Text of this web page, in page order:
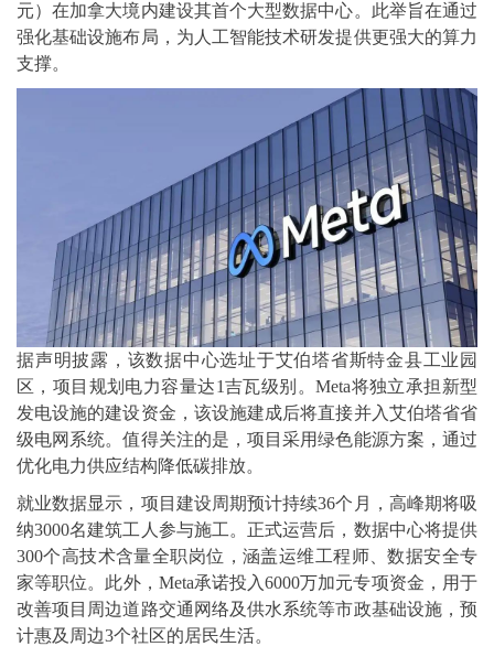
元）在加拿大境内建设其首个大型数据中心。此举旨在通过
强化基础设施布局，为人工智能技术研发提供更强大的算力
支撑。
据声明披露，该数据中心选址于艾伯塔省斯特金县工业园
区，项目规划电力容量达1吉瓦级别。Meta将独立承担新型
发电设施的建设资金，该设施建成后将直接并入艾伯塔省省
级电网系统。值得关注的是，项目采用绿色能源方案，通过
优化电力供应结构降低碳排放。
就业数据显示，项目建设周期预计持续36个月，高峰期将吸
纳3000名建筑工人参与施工。正式运营后，数据中心将提供
300个高技术含量全职岗位，涵盖运维工程师、数据安全专
家等职位。此外，Meta承诺投入6000万加元专项资金，用于
改善项目周边道路交通网络及供水系统等市政基础设施，预
计惠及周边3个社区的居民生活。